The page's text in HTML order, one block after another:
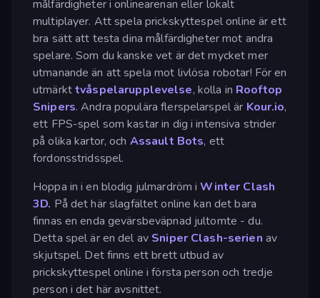
målfärdigheter i onlinearenan eller lokalt
multiplayer. Att spela prickskyttespel online är ett
bra sätt att testa dina målfärdigheter mot andra
spelare. Som du kanske vet är det mycket mer
utmanande än att spela mot livlösa robotar! För en
utmärkttvåspelarupplevelse, kolla in Rooftop
Snipers. Andra populära flerspelarspel är Kour.io,
ett FPS-spel som kastar in dig i intensiva strider
på olika kartor, och Assault Bots, ett
fordonsstridsspel.
Hoppa in i en blodig julmardröm iWinter Clash
3D. På det här slagfältet online kan det bara
finnas en enda gevärsbeväpnad jultomte - du.
Detta spel är en del av Sniper Clash-serien av
skjutspel. Det finns ett brett utbud av
prickskyttespel online i första person och tredje
person i det här avsnittet.